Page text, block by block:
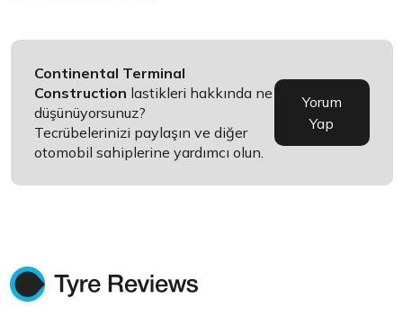
Continental Terminal
Construction lastikleri hakkında ne
düşünüyorsunuz?
Tecrübelerinizi paylaşın ve diğer
otomobil sahiplerine yardımcı olun.
Yorum
Yap